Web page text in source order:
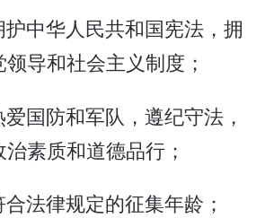
护中华人民共和国宪法，拥
导和社会主义制度；
爱国防和军队，遵纪守法，
素质和道德品行；
合法律规定的征集年龄；